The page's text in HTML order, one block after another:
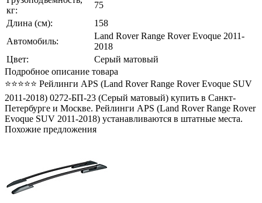
кг:
75
Длина (см):
158
Автомобиль:
Land Rover Range Rover Evoque 2011-
2018
Цвет:
Серый матовый
Подробное описание товара
⭐⭐⭐⭐⭐ Рейлинги APS (Land Rover Range Rover Evoque SUV
2011-2018) 0272-БП-23 (Серый матовый) купить в Санкт-
Петербурге и Москве. Рейлинги APS (Land Rover Range Rover
Evoque SUV 2011-2018) устанавливаются в штатные места.
Похожие предложения